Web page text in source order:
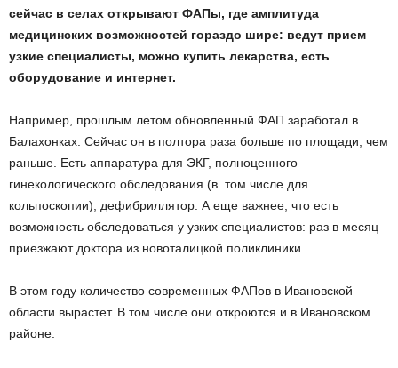
сейчас в селах открывают ФАПы, где амплитуда
медицинских возможностей гораздо шире: ведут прием
узкие специалисты, можно купить лекарства, есть
оборудование и интернет.
Например, прошлым летом обновленный ФАП заработал в
Балахонках. Сейчас он в полтора раза больше по площади, чем
раньше. Есть аппаратура для ЭКГ, полноценного
гинекологического обследования (в том числе для
кольпоскопии), дефибриллятор. А еще важнее, что есть
возможность обследоваться у узких специалистов: раз в месяц
приезжают доктора из новоталицкой поликлиники.
В этом году количество современных ФАПов в Ивановской
области вырастет. В том числе они откроются и в Ивановском
районе.